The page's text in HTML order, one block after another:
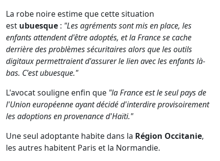
La robe noire estime que cette situation
est ubuesque : "Les agréments sont mis en place, les
enfants attendent d'être adoptés, et la France se cache
derrière des problèmes sécuritaires alors que les outils
digitaux permettraient d'assurer le lien avec les enfants là-
bas. C'est ubuesque."
L'avocat souligne enfin que "la France est le seul pays de
l'Union européenne ayant décidé d'interdire provisoirement
les adoptions en provenance d'Haïti."
Une seul adoptante habite dans la Région Occitanie,
les autres habitent Paris et la Normandie.